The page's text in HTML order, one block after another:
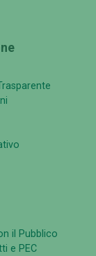
il Pubblico
e PEC